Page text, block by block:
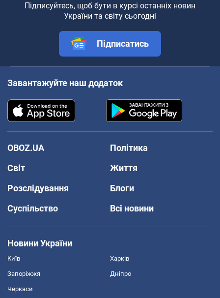
Підписуйтесь, щоб бути в курсі останніх новин
України та світу сьогодні
Підписатись
Завантажуйте наш додаток
OBOZ.UA
Політика
Світ
Життя
Розслідування
Блоги
Суспільство
Всі новини
Новини України
Київ Харків
Запоріжжя Дніпро
Черкаси